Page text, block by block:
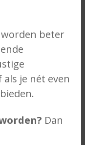
beter
je nét even
Dan